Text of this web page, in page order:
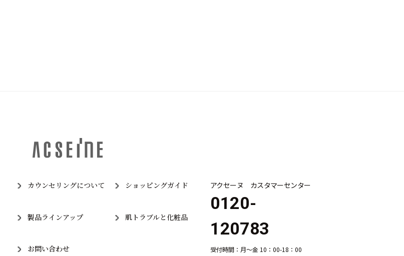
カウンセリングについて ショッピングガイド
製品ラインアップ 肌トラブルと化粧品
お問い合わせ
アクセーヌ カスタマーセンター
0120-
120783
受付時間：月～金 10：00-18：00